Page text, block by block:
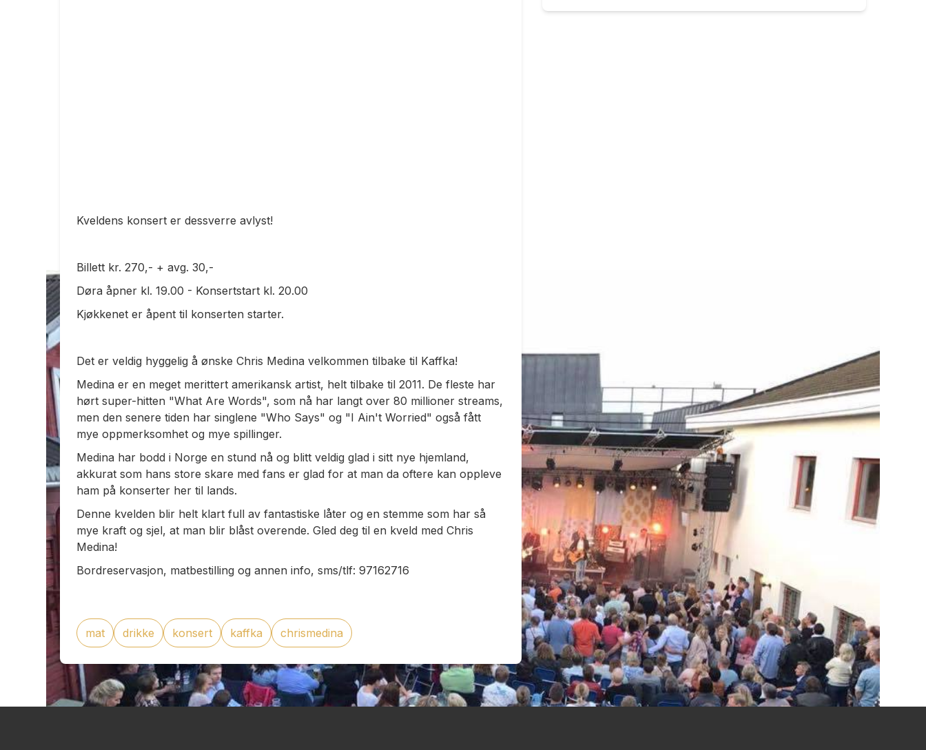
Kveldens konsert er dessverre avlyst!
Billett kr. 270,- + avg. 30,-
Døra åpner kl. 19.00 - Konsertstart kl. 20.00
Kjøkkenet er åpent til konserten starter.
Det er veldig hyggelig å ønske Chris Medina velkommen tilbake til Kaffka!
Medina er en meget merittert amerikansk artist, helt tilbake til 2011. De fleste har
hørt super-hitten "What Are Words", som nå har langt over 80 millioner streams,
men den senere tiden har singlene "Who Says" og "I Ain't Worried" også fått
mye oppmerksomhet og mye spillinger.
Medina har bodd i Norge en stund nå og blitt veldig glad i sitt nye hjemland,
akkurat som hans store skare med fans er glad for at man da oftere kan oppleve
ham på konserter her til lands.
Denne kvelden blir helt klart full av fantastiske låter og en stemme som har så
mye kraft og sjel, at man blir blåst overende. Gled deg til en kveld med Chris
Medina!
Bordreservasjon, matbestilling og annen info, sms/tlf: 97162716
mat drikke konsert kaffka chrismedina